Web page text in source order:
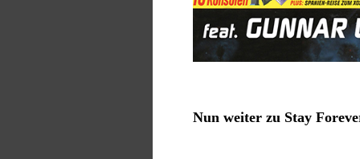
Nun weiter zu Stay